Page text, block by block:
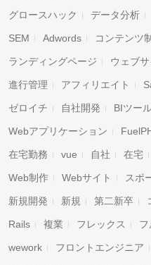
グロースハック データ分析
SEM Adwords コンテンツ
ランディングページ ウェブサ
進行管理 アフィリエイト
ゼロイチ 自社開発 BIツー
Webアプリケーション
在宅勤務 vue 自社 在宅
Web制作 Webサイト スポ
新規開発 新規 第二新卒
Rails 複業 フレックス フ
wework フロントエンジニア